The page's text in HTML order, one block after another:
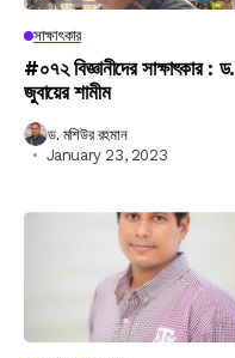
সাক্ষাৎকার
#০৭২ বিজ্ঞানীদের সাক্ষাৎকার : ড.
জুবায়ের শামীম
ড. মশিউর রহমান
January 23, 2023